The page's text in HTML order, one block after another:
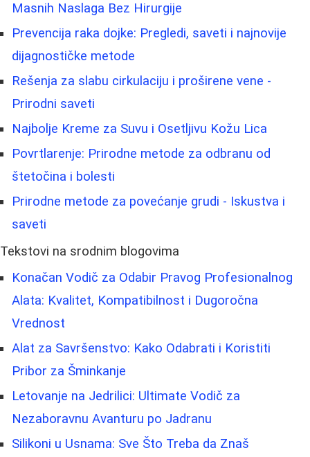
Masnih Naslaga Bez Hirurgije
Prevencija raka dojke: Pregledi, saveti i najnovije
dijagnostičke metode
Rešenja za slabu cirkulaciju i proširene vene -
Prirodni saveti
Najbolje Kreme za Suvu i Osetljivu Kožu Lica
Povrtlarenje: Prirodne metode za odbranu od
štetočina i bolesti
Prirodne metode za povećanje grudi - Iskustva i
saveti
Tekstovi na srodnim blogovima
Konačan Vodič za Odabir Pravog Profesionalnog
Alata: Kvalitet, Kompatibilnost i Dugoročna
Vrednost
Alat za Savršenstvo: Kako Odabrati i Koristiti
Pribor za Šminkanje
Letovanje na Jedrilici: Ultimate Vodič za
Nezaboravnu Avanturu po Jadranu
Silikoni u Usnama: Sve Što Treba da Znaš